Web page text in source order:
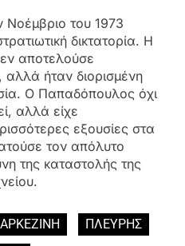
του 1973
δικτατορία. Η
αποτελούσε
αλλά ήταν διορισμένη
Ο Παπαδόπουλος όχι
αλλά είχε
εξουσίες στα
τον απόλυτο
της καταστολής της
ΠΛΕΥΡΗΣ